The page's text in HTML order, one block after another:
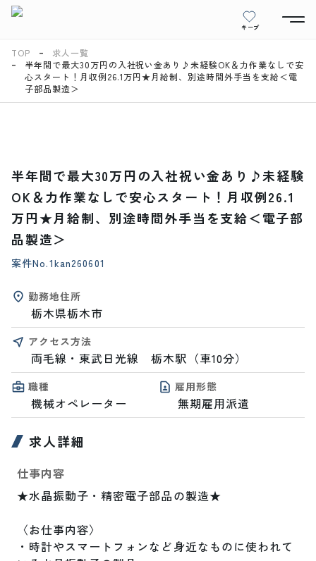
キープ
TOP
求人一覧
半年間で最大30万円の入社祝い金あり♪未経験OK＆力作業なしで安
心スタート！月収例26.1万円★月給制、別途時間外手当を支給＜電
子部品製造＞
半年間で最大30万円の入社祝い金あり♪未経験
OK＆力作業なしで安心スタート！月収例26.1
万円★月給制、別途時間外手当を支給＜電子部
品製造＞
案件No.1kan260601
勤務地住所
栃木県栃木市
アクセス方法
両毛線・東武日光線　栃木駅（車10分）
職種
機械オペレーター
雇用形態
無期雇用派遣
求人詳細
仕事内容
★水晶振動子・精密電子部品の製造★
〈お仕事内容〉
・時計やスマートフォンなど身近なものに使われて